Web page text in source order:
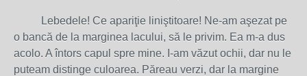
Lebedele! Ce apariţie liniştitoare! Ne-am aşezat pe
o bancă de la marginea lacului, să le privim. Ea m-a dus
acolo. A întors capul spre mine. I-am văzut ochii, dar nu le
puteam distinge culoarea. Păreau verzi, dar la margine